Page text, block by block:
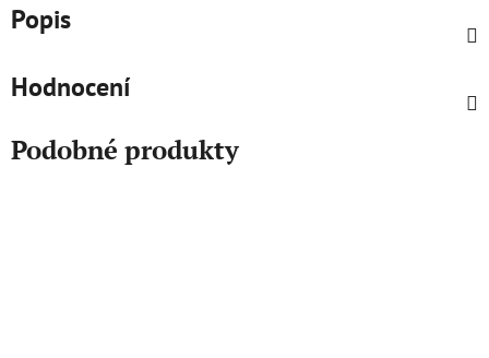
Popis
Hodnocení
Podobné produkty